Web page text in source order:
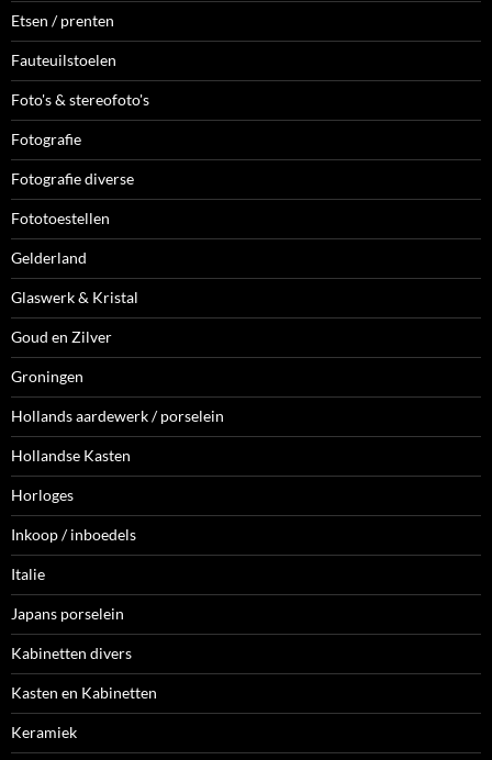
Etsen / prenten
Fauteuilstoelen
Foto's & stereofoto's
Fotografie
Fotografie diverse
Fototoestellen
Gelderland
Glaswerk & Kristal
Goud en Zilver
Groningen
Hollands aardewerk / porselein
Hollandse Kasten
Horloges
Inkoop / inboedels
Italie
Japans porselein
Kabinetten divers
Kasten en Kabinetten
Keramiek